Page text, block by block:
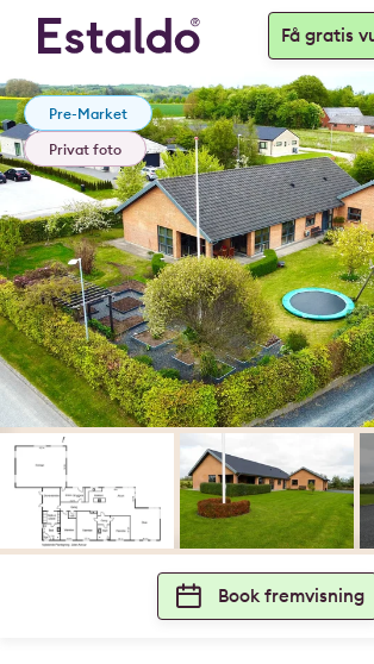
Få gratis
Pre-Market
Privat foto
Book fremvisning